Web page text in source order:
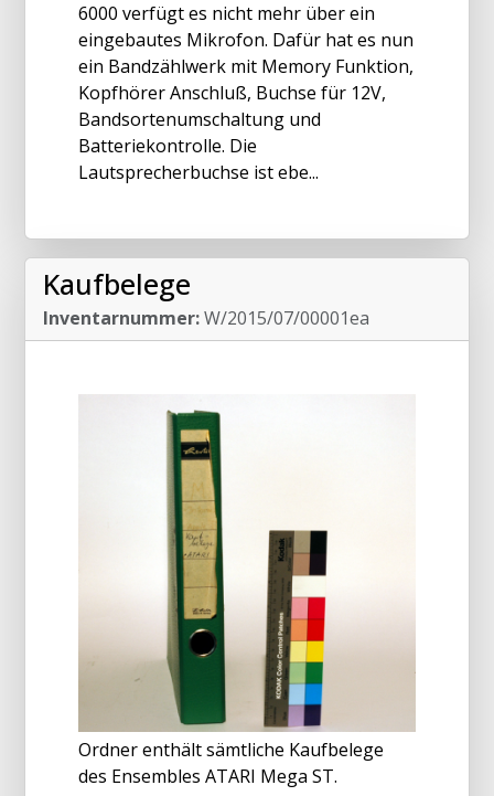
6000 verfügt es nicht mehr über ein
eingebautes Mikrofon. Dafür hat es nun
ein Bandzählwerk mit Memory Funktion,
Kopfhörer Anschluß, Buchse für 12V,
Bandsortenumschaltung und
Batteriekontrolle. Die
Lautsprecherbuchse ist ebe...
Kaufbelege
Inventarnummer:W/2015/07/00001ea
Ordner enthält sämtliche Kaufbelege
des Ensembles ATARI Mega ST.